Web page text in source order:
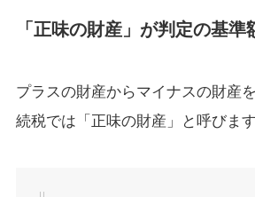
「正味の財産」が判定の基準
プラスの財産からマイナスの財産
続税では「正味の財産」と呼びます